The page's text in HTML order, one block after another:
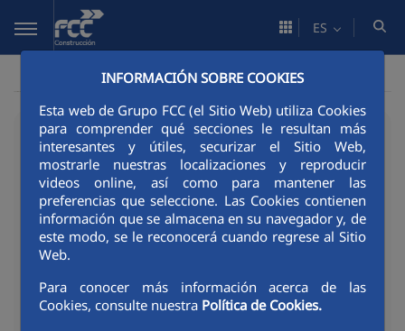
Saltar al contenido principal
INFORMACIÓN SOBRE COOKIES
Esta web de Grupo FCC (el Sitio Web) utiliza Cookies
para comprender qué secciones le resultan más
interesantes y útiles, securizar el Sitio Web,
mostrarle nuestras localizaciones y reproducir
videos online, así como para mantener las
preferencias que seleccione. Las Cookies contienen
información que se almacena en su navegador y, de
este modo, se le reconocerá cuando regrese al Sitio
Web.
Para conocer más información acerca de las
Cookies, consulte nuestra Política de Cookies.
ES
02/06/2026
FCC Construcción
Portugal, distinguida
entre las empresas más
felices para trabajar en
Portugal